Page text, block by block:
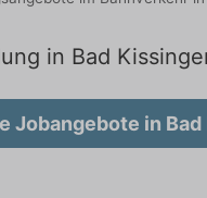
in Bad
Jobangebote in